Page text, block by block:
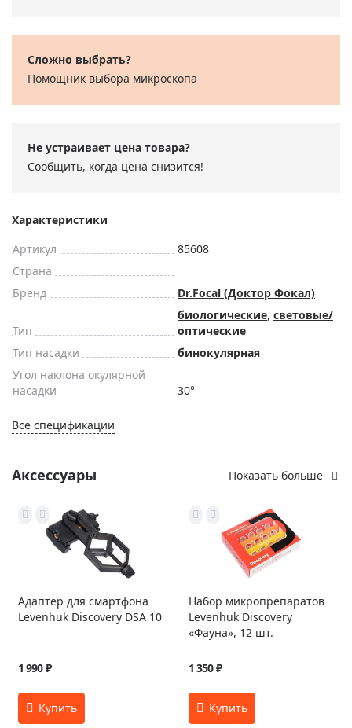
Сложно выбрать?
Помощник выбора микроскoпа
Не устраивает цена товара?
Сообщить, когда цена снизится!
Характеристики
Артикул
85608
Страна
Бренд
Dr.Focal (Доктор Фокал)
Тип
биологические, световые/
оптические
Тип насадки
бинокулярная
Угол наклона окулярной
насадки
30°
Все спецификации
Аксессуары Показать больше
Адаптер для смартфона
Levenhuk Discovery DSA 10
1 990 ₽
Набор микропрепаратов
Levenhuk Discovery
«Фауна», 12 шт.
1 350 ₽